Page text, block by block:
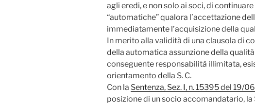
agli eredi, e non solo ai soci, di
“automatiche” qualora l’accettazione
immediatamente l’acquisizione della
In merito alla validità di una clausola di
della automatica assunzione della
conseguente responsabilità illimitata,
orientamento della S. C.
Con la Sentenza, Sez. I, n. 15395 del 19/
posizione di un socio accomandatario, la